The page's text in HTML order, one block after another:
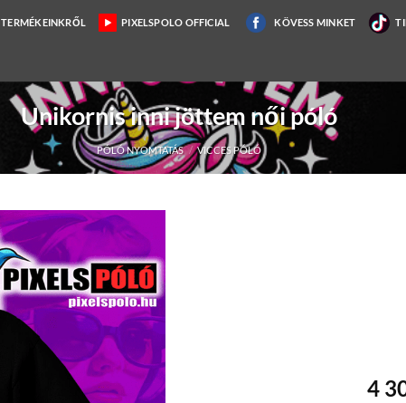
TERMÉKEINKRŐL PIXELSPOLO OFFICIAL KÖVESS MINKET
Unikornis inni jöttem női póló
PÓLÓ NYOMTATÁS / VICCES PÓLÓ
4